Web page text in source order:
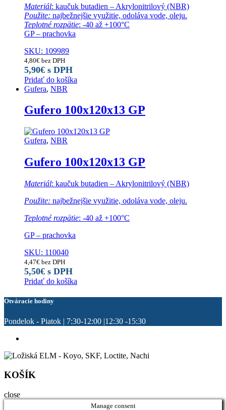
Materiál: kaučuk butadien – Akrylonitrilový (NBR)
Použite: najbežnejšie využitie, odoláva vode, oleju.
Teplotné rozpätie: -40 až +100°C
GP – prachovka
SKU: 109989
4,80€ bez DPH
5,90€ s DPH
Pridať do košíka
Gufera, NBR
Gufero 100x120x13 GP
Gufera, NBR
Gufero 100x120x13 GP
Materiál: kaučuk butadien – Akrylonitrilový (NBR)
Použite: najbežnejšie využitie, odoláva vode, oleju.
Teplotné rozpätie: -40 až +100°C
GP – prachovka
SKU: 110040
4,47€ bez DPH
5,50€ s DPH
Pridať do košíka
Otváracie hodiny
Pondelok - Piatok | 7:30-12:00 |12:30 -15:30
KOŠÍK
close
Manage consent